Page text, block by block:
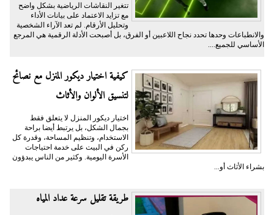
تتغير النقاشات الرياضية بشكل واضح
مع تزايد الاعتماد على بيانات الأداء
وتحليل الأرقام. لم تعد الآراء الشخصية
والانطباعات وحدها تحدد نجاح اللاعبين أو الفرق، بل أصبحت الأدلة الرقمية هي المرجع
الأساسي للجميع....
كيفية اختيار ديكور المنزل مع نصائح
لتنسيق الألوان والأثاث
اختيار ديكور المنزل لا يتعلق فقط
بجمال الشكل، بل يرتبط أيضا براحة
الاستخدام، وتنظيم المساحة، وقدرة كل
ركن في البيت على خدمة احتياجات
الأسرة اليومية. وكثير من الناس يبدؤون
بشراء الأثاث أو...
طريقة تقليل سرعة عداد المياه